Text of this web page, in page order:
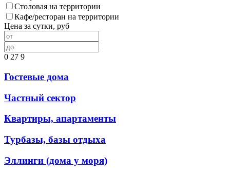
Столовая на территории
Кафе/ресторан на территории
Цена за сутки, руб
0 27 9
Гостевые дома
Частный сектор
Квартиры, апартаменты
Турбазы, базы отдыха
Эллинги (дома у моря)